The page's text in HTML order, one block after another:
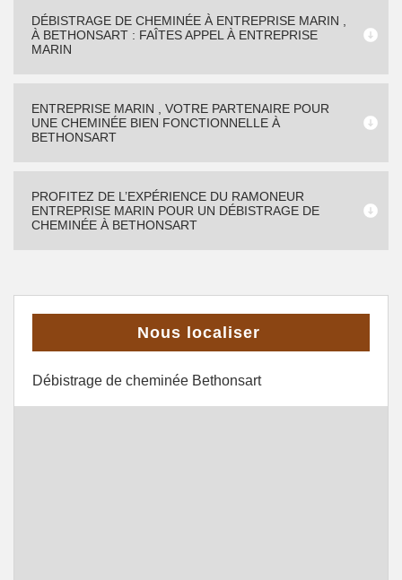
DÉBISTRAGE DE CHEMINÉE À ENTREPRISE MARIN ,
À BETHONSART : FAÎTES APPEL À ENTREPRISE
MARIN
ENTREPRISE MARIN , VOTRE PARTENAIRE POUR
UNE CHEMINÉE BIEN FONCTIONNELLE À
BETHONSART
PROFITEZ DE L’EXPÉRIENCE DU RAMONEUR
ENTREPRISE MARIN POUR UN DÉBISTRAGE DE
CHEMINÉE À BETHONSART
Nous localiser
Débistrage de cheminée Bethonsart